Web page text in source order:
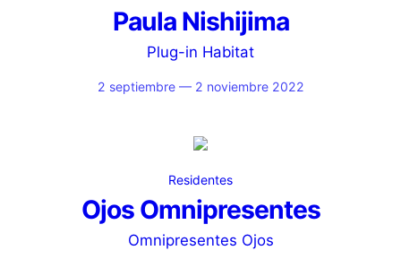
Paula Nishijima
Plug-in Habitat
2 septiembre — 2 noviembre 2022
Residentes
Ojos Omnipresentes
Omnipresentes Ojos